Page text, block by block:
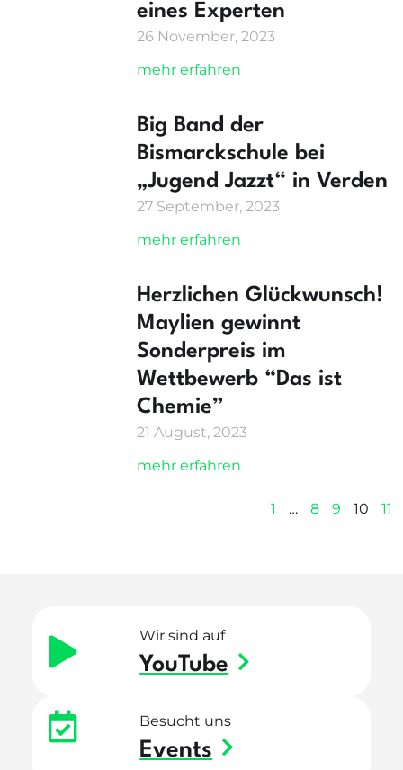
eines Experten
26 November, 2023
mehr erfahren
Big Band der
Bismarckschule bei
„Jugend Jazzt“ in Verden
27 September, 2023
mehr erfahren
Herzlichen Glückwunsch!
Maylien gewinnt
Sonderpreis im
Wettbewerb “Das ist
Chemie”
21 August, 2023
mehr erfahren
1 … 8 9 10 11
Wir sind auf
YouTube
Besucht uns
Events